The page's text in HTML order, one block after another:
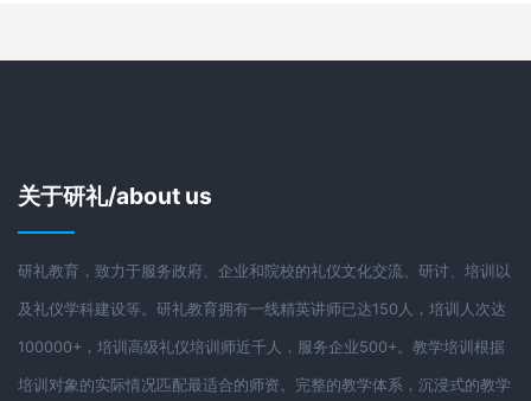
关于研礼/about us
研礼教育，致力于服务政府、企业和院校的礼仪文化交流、研讨、培训以
及礼仪学科建设等。研礼教育拥有一线精英讲师已达150人，培训人次达
100000+，培训高级礼仪培训师近千人，服务企业500+。教学培训根据
培训对象的实际情况匹配最适合的师资。完整的教学体系，沉浸式的教学